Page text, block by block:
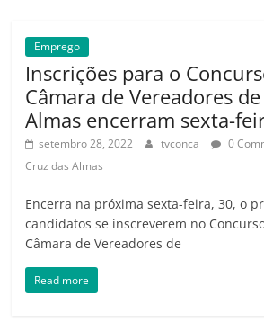
Emprego
Inscrições para o
Câmara de Vereadores
Almas encerram sexta-
setembro 28, 2022 tvconca 0
Cruz das Almas
Encerra na próxima sexta-feira, 30, o
candidatos se inscreverem no
Câmara de Vereadores de
Read more